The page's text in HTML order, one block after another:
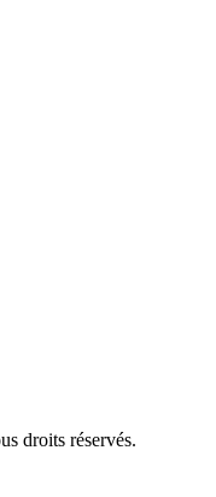
droits réservés.